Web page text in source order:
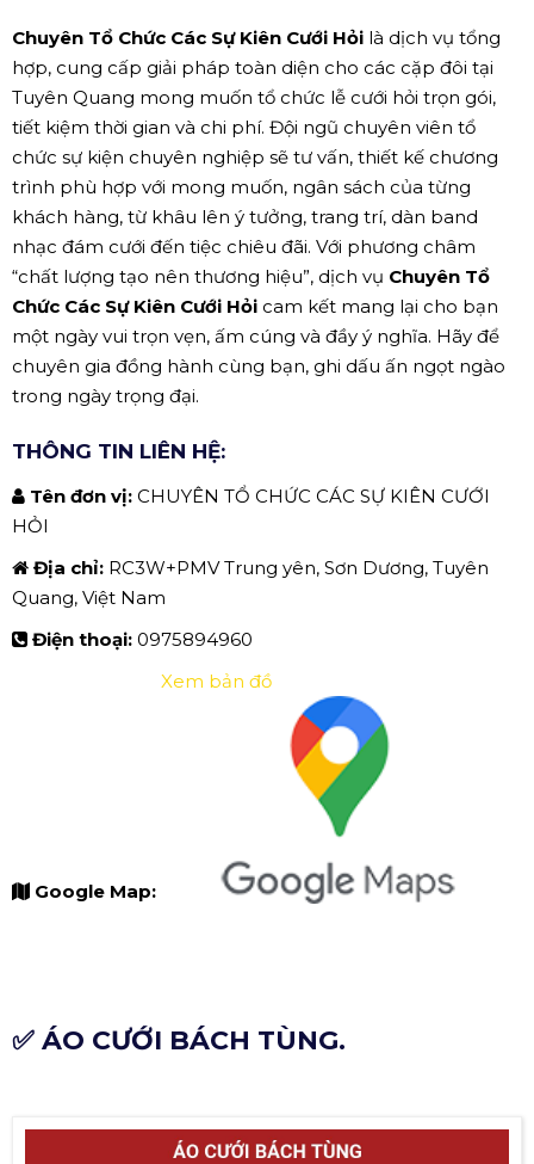
Chuyên Tổ Chức Các Sự Kiên Cưới Hỏi là dịch vụ tổng
hợp, cung cấp giải pháp toàn diện cho các cặp đôi tại
Tuyên Quang mong muốn tổ chức lễ cưới hỏi trọn gói,
tiết kiệm thời gian và chi phí. Đội ngũ chuyên viên tổ
chức sự kiện chuyên nghiệp sẽ tư vấn, thiết kế chương
trình phù hợp với mong muốn, ngân sách của từng
khách hàng, từ khâu lên ý tưởng, trang trí, dàn band
nhạc đám cưới đến tiệc chiêu đãi. Với phương châm
“chất lượng tạo nên thương hiệu”, dịch vụ Chuyên Tổ
Chức Các Sự Kiên Cưới Hỏi cam kết mang lại cho bạn
một ngày vui trọn vẹn, ấm cúng và đầy ý nghĩa. Hãy để
chuyên gia đồng hành cùng bạn, ghi dấu ấn ngọt ngào
trong ngày trọng đại.
THÔNG TIN LIÊN HỆ:
Tên đơn vị: CHUYÊN TỔ CHỨC CÁC SỰ KIÊN CƯỚI
HỎI
Địa chỉ: RC3W+PMV Trung yên, Sơn Dương, Tuyên
Quang, Việt Nam
Điện thoại: 0975894960
Google Map:
Xem bản đồ
✅ ÁO CƯỚI BÁCH TÙNG.